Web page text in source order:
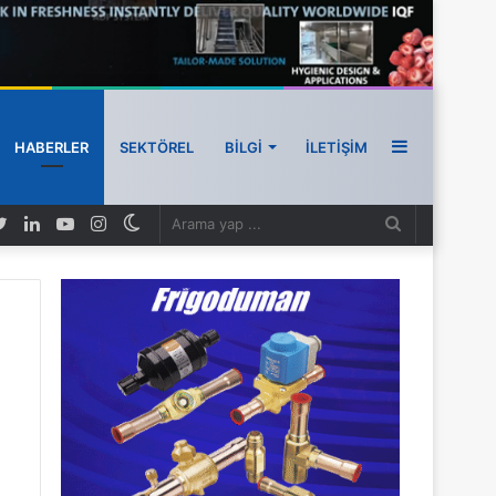
HABERLER SEKTÖREL BILGI İLETIŞIM